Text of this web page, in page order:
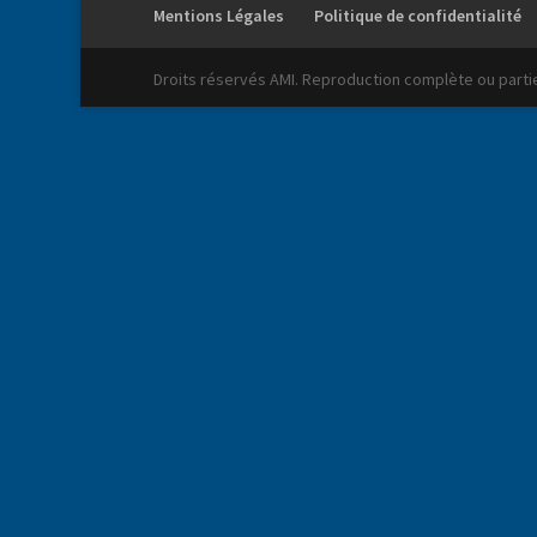
Mentions Légales Politique de confidentialité
Droits réservés AMI. Reproduction complète ou